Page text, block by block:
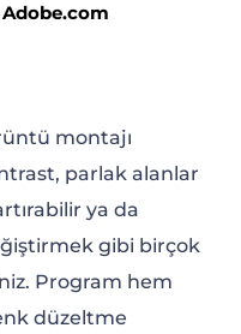
montajı
parlak alanlar
ya da
gibi birçok
Program hem
düzeltme